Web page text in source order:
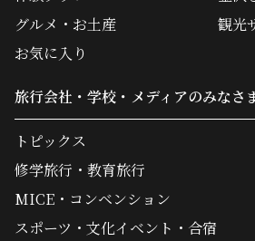
グルメ・お土産
観光
お気に入り
旅行会社・学校・メディアのみなさ
トピックス
修学旅行・教育旅行
MICE・コンベンション
スポーツ・文化イベント・合宿